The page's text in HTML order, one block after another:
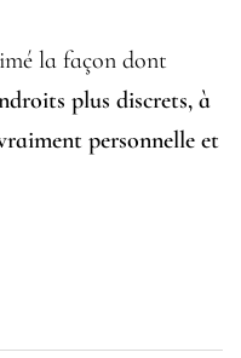
la façon dont
plus discrets, à
personnelle et